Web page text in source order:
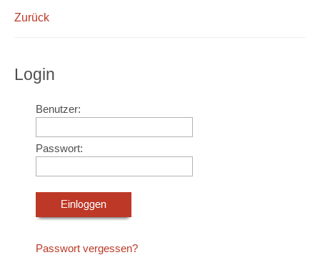
Zurück
Login
Benutzer:
Passwort:
Passwort vergessen?